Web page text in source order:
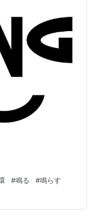
#鳴る #鳴らす